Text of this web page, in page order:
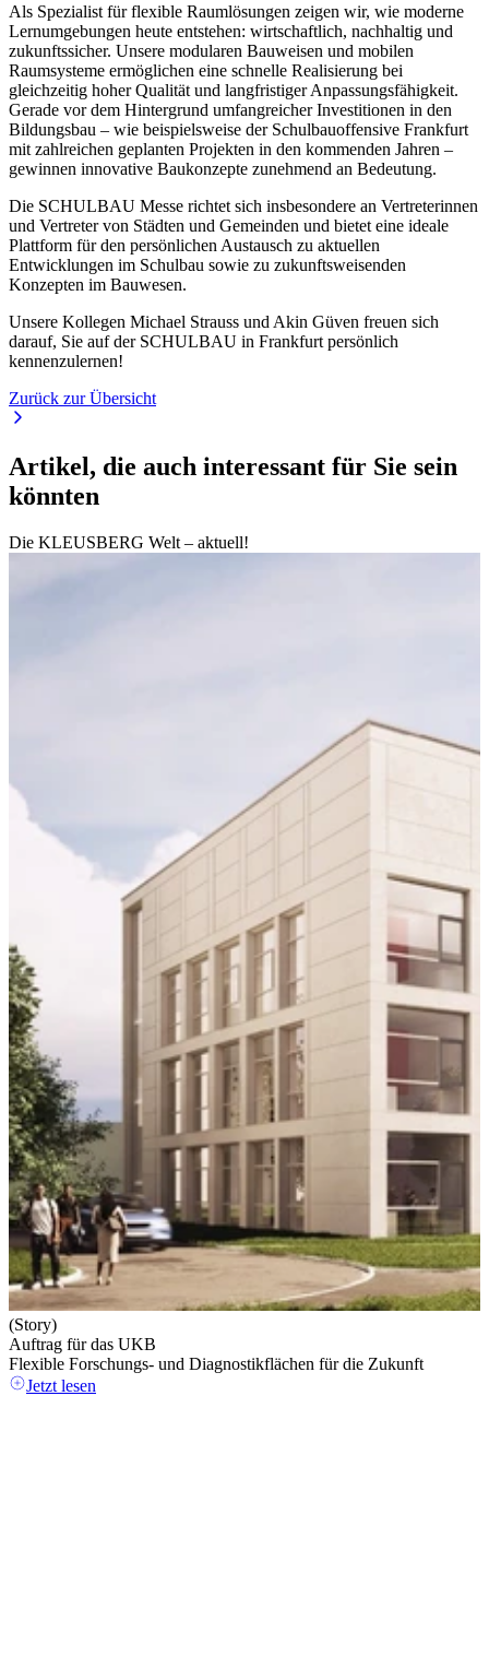
Als Spezialist für flexible Raumlösungen zeigen wir, wie moderne
Lernumgebungen heute entstehen: wirtschaftlich, nachhaltig und
zukunftssicher. Unsere modularen Bauweisen und mobilen
Raumsysteme ermöglichen eine schnelle Realisierung bei
gleichzeitig hoher Qualität und langfristiger Anpassungsfähigkeit.
Gerade vor dem Hintergrund umfangreicher Investitionen in den
Bildungsbau – wie beispielsweise der Schulbauoffensive Frankfurt
mit zahlreichen geplanten Projekten in den kommenden Jahren –
gewinnen innovative Baukonzepte zunehmend an Bedeutung.
Die SCHULBAU Messe richtet sich insbesondere an Vertreterinnen
und Vertreter von Städten und Gemeinden und bietet eine ideale
Plattform für den persönlichen Austausch zu aktuellen
Entwicklungen im Schulbau sowie zu zukunftsweisenden
Konzepten im Bauwesen.
Unsere Kollegen Michael Strauss und Akin Güven freuen sich
darauf, Sie auf der SCHULBAU in Frankfurt persönlich
kennenzulernen!
Zurück zur Übersicht
Artikel, die auch interessant für Sie sein
könnten
Die KLEUSBERG Welt – aktuell!
(Story)
Auftrag für das UKB
Flexible Forschungs- und Diagnostikflächen für die Zukunft
Jetzt lesen